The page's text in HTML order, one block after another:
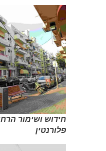
חידוש ושימור
פלורנטין